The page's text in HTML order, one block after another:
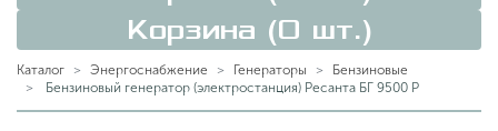
Корзина (0 шт.)
Каталог Энергоснабжение Генераторы
Бензиновые
Бензиновый генератор (электростанция) Ресанта БГ 9500 Р